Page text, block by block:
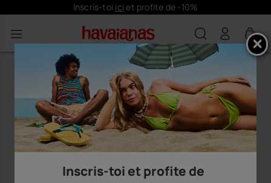
Inscris-toi ici et profite de -10%
0
Inscris-toi et profite de